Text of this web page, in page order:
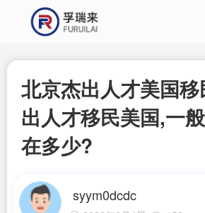
北京杰出人才美国
出人才移民美国,一
在多少?
syym0dcdc